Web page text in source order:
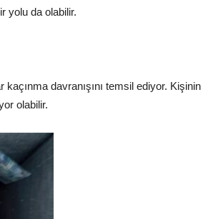
yolu da olabilir.
davranışını temsil ediyor.
olabilir.